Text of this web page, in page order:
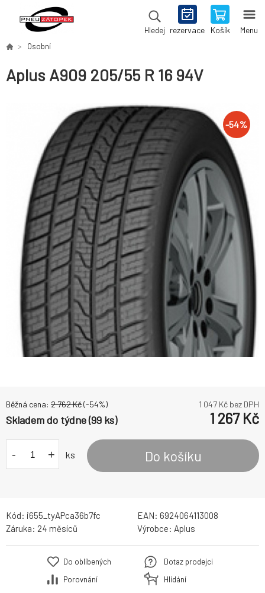
Hledej rezervace Košík Menu
Osobní
Aplus A909 205/55 R 16 94V
-54%
Běžná cena: 2 762Kč(-54%) 1 047 Kč bez DPH
Skladem do týdne (99 ks) 1 267Kč
- + ks Do košíku
Kód: i655_tyAPca36b7fc EAN: 6924064113008
Záruka: 24 měsíců Výrobce: Aplus
Do oblíbených
Porovnání
Dotaz prodejci
Hlídání